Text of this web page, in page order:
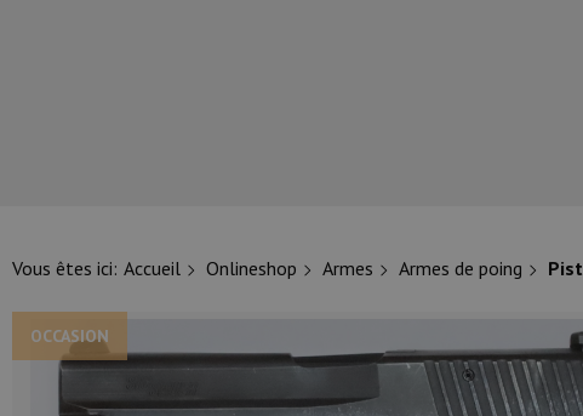
Vous êtes ici: Accueil Onlineshop Armes Armes de poing
OCCASION